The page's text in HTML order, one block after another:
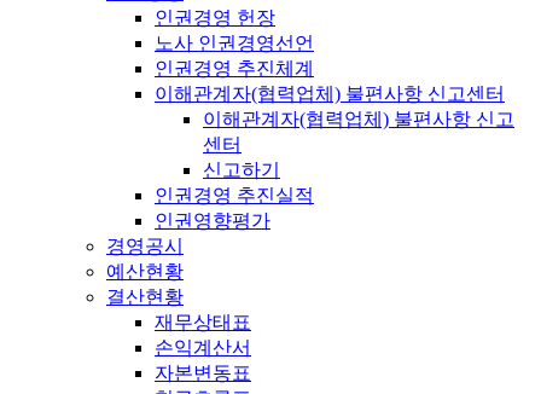
인권경영 헌장
노사 인권경영선언
인권경영 추진체계
이해관계자(협력업체) 불편사항 신고센터
이해관계자(협력업체) 불편사항 신고
센터
신고하기
인권경영 추진실적
인권영향평가
경영공시
예산현황
결산현황
재무상태표
손익계산서
자본변동표